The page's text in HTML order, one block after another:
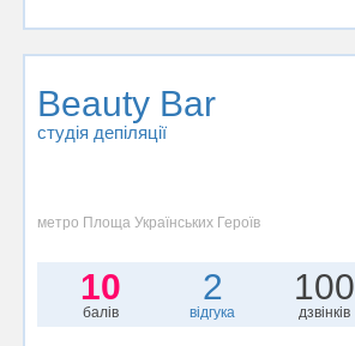
Beauty Bar
студія депіляції
метро Площа Українських Героїв
10
балів
2
відгука
100
дзвінків